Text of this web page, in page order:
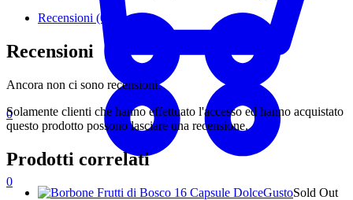
0
0
Recensioni (0)
Recensioni
Ancora non ci sono recensioni.
Solamente clienti che hanno effettuato l'accesso ed hanno acquistato
questo prodotto possono lasciare una recensione.
Prodotti correlati
Sold Out